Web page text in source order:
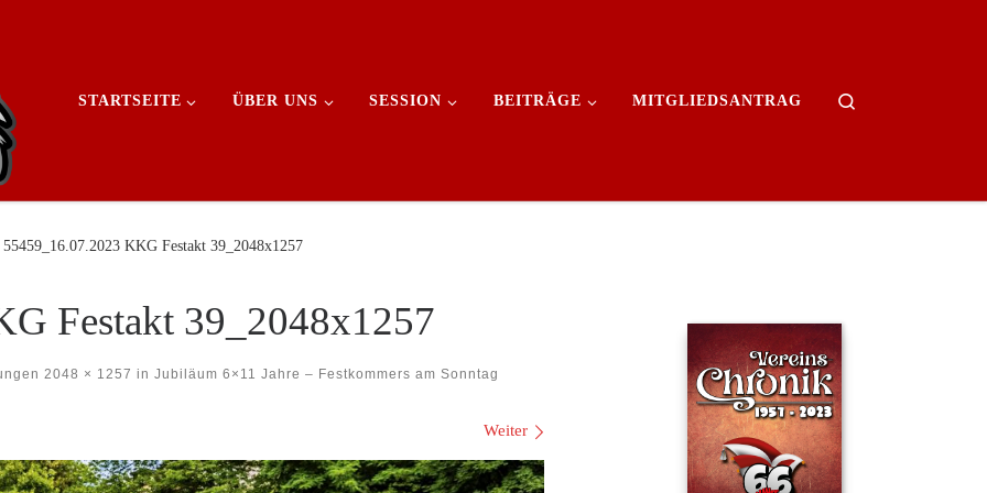
STARTSEITE ÜBER UNS SESSION BEITRÄGE MITGLIEDSANTRAG
55459_16.07.2023 KKG Festakt 39_2048x1257
Festakt 39_2048x1257
2048 × 1257 in Jubiläum 6×11 Jahre – Festkommers am Sonntag
Weiter